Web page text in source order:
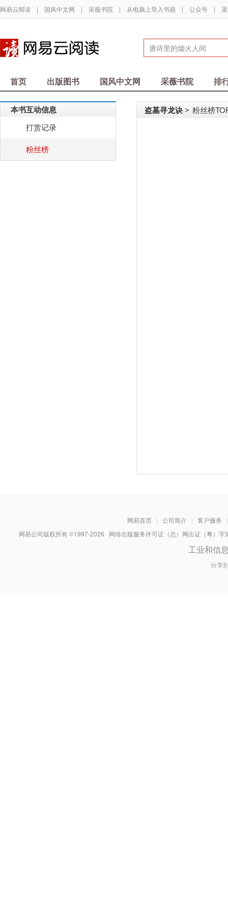
网易云阅读 | 国风中文网 | 采薇书院 | 从电脑上导入书籍 | 公众号 |
首页 出版图书 国风中文网 采薇书院 排
本书互动信息
打赏记录
粉丝榜
盗墓寻龙诀 > 粉丝榜
网易首页 | 公司简介 | 客户服务
|
网易公司版权所有 ©1997-2026 网络出版服务许可证（总）网出证（粤）
工业和信
分享